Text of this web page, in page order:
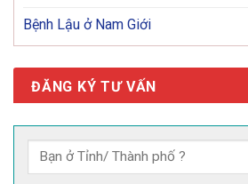
Bệnh Lậu ở Nam Giới
ĐĂNG KÝ TƯ VẤN